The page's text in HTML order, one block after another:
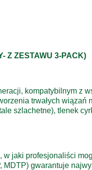
Z ZESTAWU 3-PACK)
kompatybilnym z
trwałych wiązań
szlachetne), tlenek
w jaki profesjonaliści
MDTP) gwarantuje